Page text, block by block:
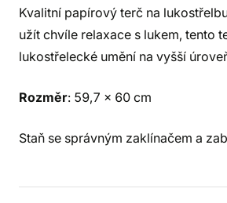
Kvalitní papírový terč na
užít chvíle relaxace s lukem, tento
lukostřelecké umění na vyšší
Rozměr: 59,7 x 60 cm
Staň se správným zaklínačem a